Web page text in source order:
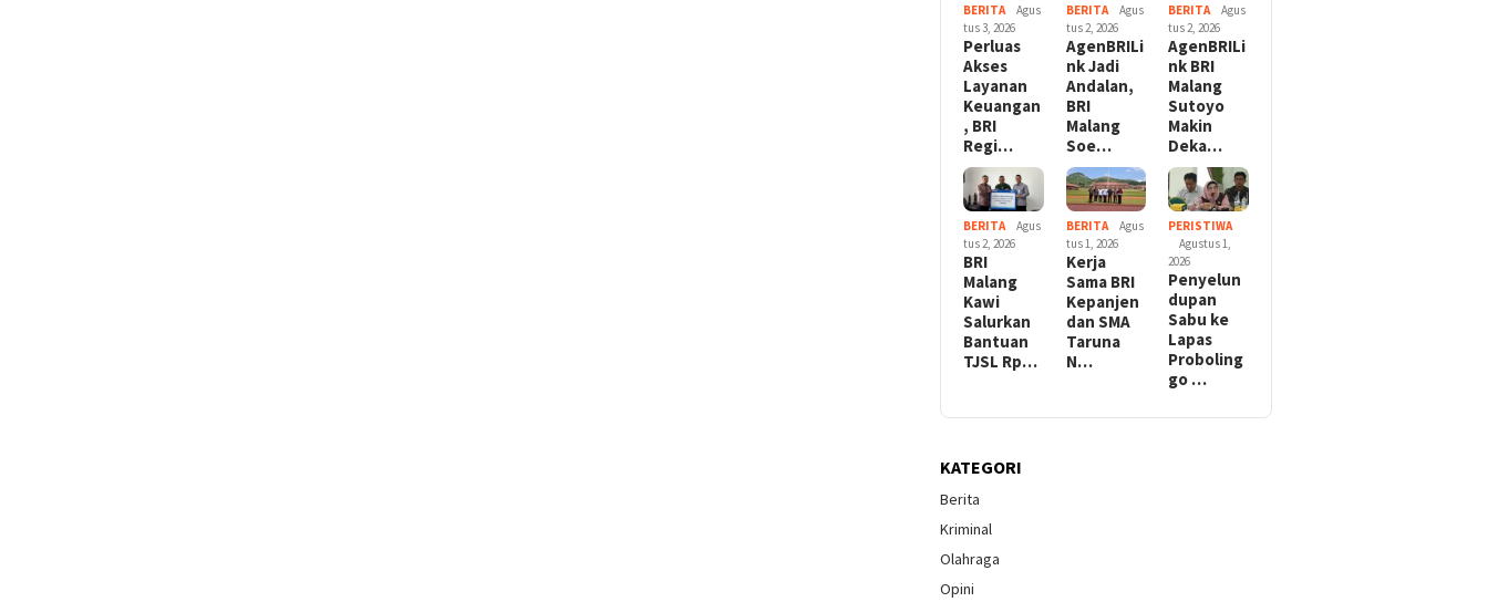
BERITA
Agus
tus 3, 2026
Perluas
Akses
Layanan
Keuangan
, BRI
Regi…
BERITA
Agus
tus 2, 2026
AgenBRILi
nk Jadi
Andalan,
BRI
Malang
Soe…
BERITA
Agus
tus 2, 2026
AgenBRILi
nk BRI
Malang
Sutoyo
Makin
Deka…
BERITA
Agus
tus 2, 2026
BRI
Malang
Kawi
Salurkan
Bantuan
TJSL Rp…
BERITA
Agus
tus 1, 2026
Kerja
Sama BRI
Kepanjen
dan SMA
Taruna
N…
PERISTIWA
Agustus 1,
2026
Penyelun
dupan
Sabu ke
Lapas
Proboling
go …
KATEGORI
Berita
Kriminal
Olahraga
Opini